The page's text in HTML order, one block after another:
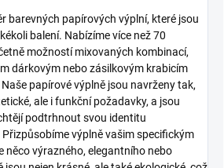
barevných papírových výplní, které jsou
balení. Nabízíme více než 70
možností mixovaných kombinací,
dárkovým nebo zásilkovým krabicím
papírové výplně jsou navrženy tak,
ale i funkční požadavky, a jsou
podtrhnout svou identitu
výplně vašim specifickým
něco výrazného, elegantního nebo